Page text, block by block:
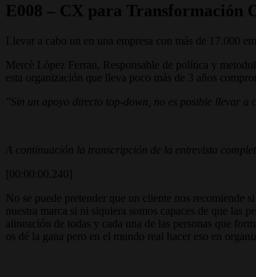
E008 – CX para Transformación
Llevar a cabo un en una empresa con más de 17.000
Mercè López Ferran, Responsable de política y
esta organización que lleva poco más de 3 años
"Sin un apoyo directo top-down, no es posible llevar
A continuación la transcripción de la entrevista
[00:00:00.240]
No se puede pretender que un cliente nos recomiende
nuestra marca si ni siquiera somos capaces de que
alineación de todas y cada una de las personas que
os dé la gana pero en el mundo real hacer eso en